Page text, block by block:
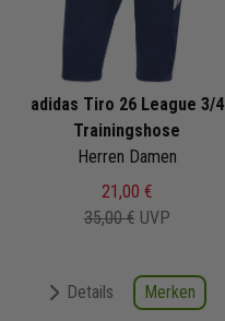
adidas Tiro 26 League 3/4
Trainingshose
Herren Damen
21,00 €
35,00 € UVP
Details Merken